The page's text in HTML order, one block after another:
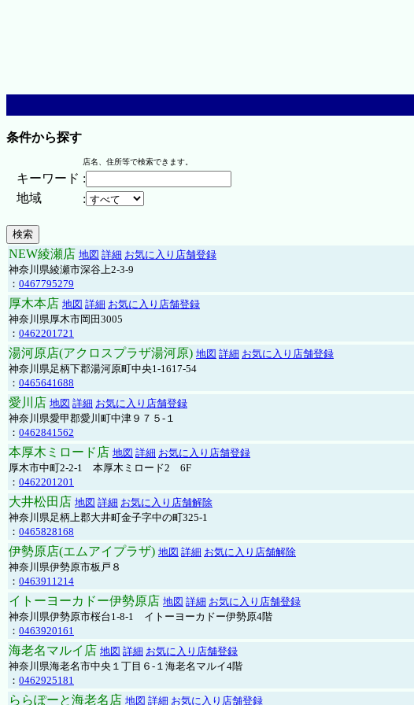
条件から探す
店名、住所等で検索できます。
キーワード :
地域
:
NEW綾瀬店 地図 詳細 お気に入り店舗登録
神奈川県綾瀬市深谷上2-3-9
： 0467795279
厚木本店 地図 詳細 お気に入り店舗登録
神奈川県厚木市岡田3005
： 0462201721
湯河原店(アクロスプラザ湯河原) 地図 詳細 お気に入り店舗登録
神奈川県足柄下郡湯河原町中央1-1617-54
： 0465641688
愛川店 地図 詳細 お気に入り店舗登録
神奈川県愛甲郡愛川町中津９７５-１
： 0462841562
本厚木ミロード店 地図 詳細 お気に入り店舗登録
厚木市中町2-2-1 本厚木ミロード2 6F
： 0462201201
大井松田店 地図 詳細 お気に入り店舗解除
神奈川県足柄上郡大井町金子字中の町325-1
： 0465828168
伊勢原店(エムアイプラザ) 地図 詳細 お気に入り店舗解除
神奈川県伊勢原市板戸８
： 0463911214
イトーヨーカドー伊勢原店 地図 詳細 お気に入り店舗登録
神奈川県伊勢原市桜台1-8-1 イトーヨーカドー伊勢原4階
： 0463920161
海老名マルイ店 地図 詳細 お気に入り店舗登録
神奈川県海老名市中央１丁目６-１海老名マルイ4階
： 0462925181
ららぽーと海老名店 地図 詳細 お気に入り店舗登録